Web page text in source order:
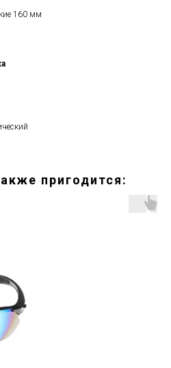
160 мм
пригодится: